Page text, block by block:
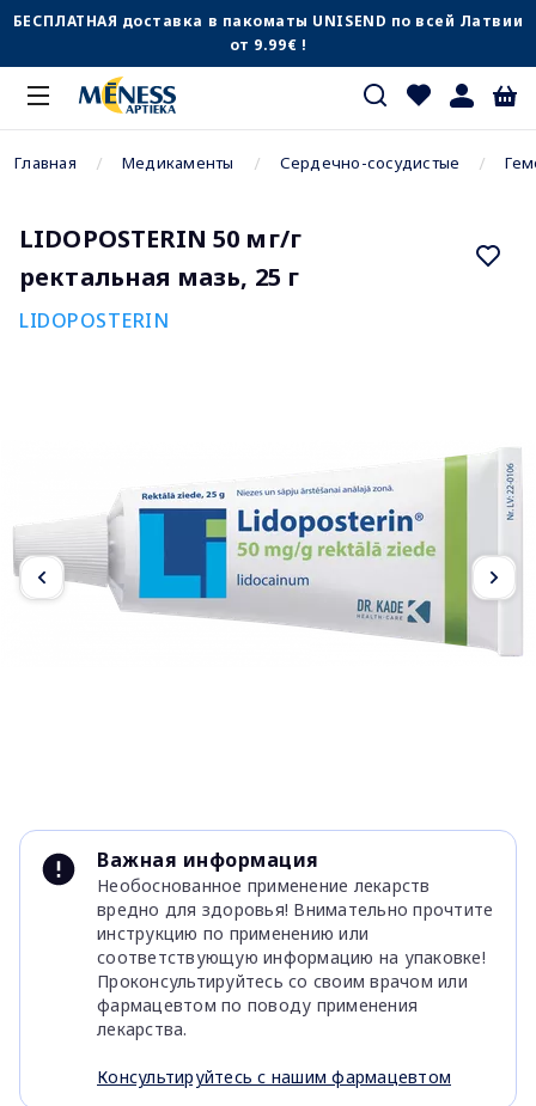
БЕСПЛАТНАЯ доставка в пакоматы UNISEND по всей Латвии
от 9.99€ !
Главная Медикаменты Сердечно-сосудистые
LIDOPOSTERIN 50 мг/г
ректальная мазь, 25 г
LIDOPOSTERIN
Важная информация
Необоснованное применение лекарств
вредно для здоровья! Внимательно прочтите
инструкцию по применению или
соответствующую информацию на упаковке!
Проконсультируйтесь со своим врачом или
фармацевтом по поводу применения
лекарства.
Консультируйтесь с нашим фармацевтом